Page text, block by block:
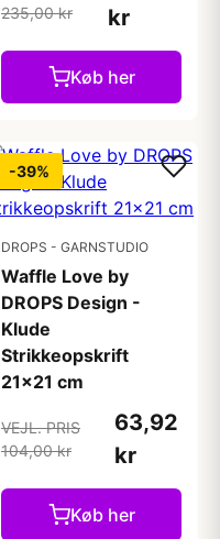
235,00 kr
kr
Køb her
-39%
DROPS - GARNSTUDIO
Waffle Love by
DROPS Design -
Klude
Strikkeopskrift
21x21 cm
VEJL. PRIS
104,00 kr
63,92
kr
Køb her